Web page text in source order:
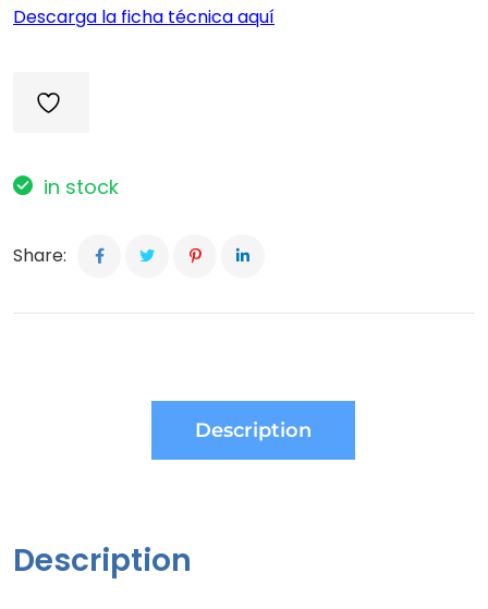
Descarga la ficha técnica aquí
in stock
Share:
Description
Description